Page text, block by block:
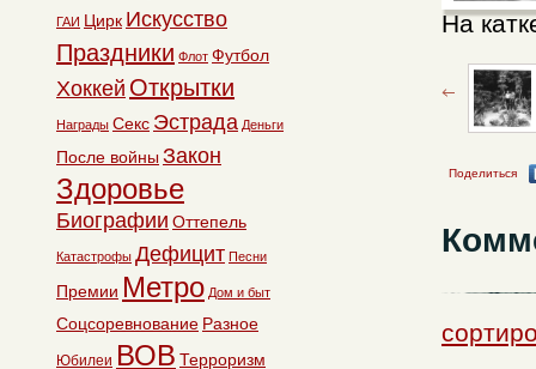
На
Поделиться
ГАИ Цирк Искусство
Праздники Флот Футбол
Хоккей Открытки
Награды Секс Эстрада Деньги
После войны Закон
Здоровье
Биографии Оттепель
Катастрофы Дефицит Песни
Премии Метро Дом и быт
Соцсоревнование Разное
Юбилеи ВОВ Терроризм